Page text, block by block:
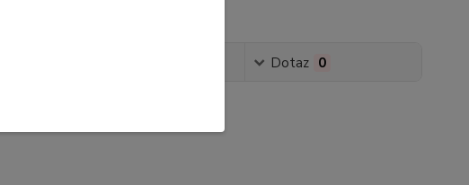
Dotaz 0